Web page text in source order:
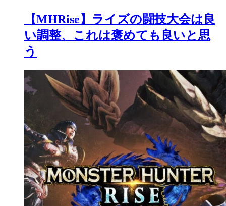
【MHRise】ライズの闘技大会は良
い調整、これは褒めても良いと思
う